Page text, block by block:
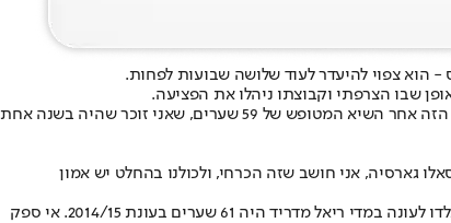
צפוי להיעדר לעוד שלושה שבועות לפחות.
שבו הצרפתי וקבוצתו ניהלו את הפציעה.
היה בשנה אחת
גארסיה, אני חושב שזה הכרחי, ולכולנו בהחלט יש אמון
כאמור, קיליאן אמבפה רושם עונה מספרית פשוט מדהימה. ב-33 משחקים בכל המסגרות, הוא רשם לא פחות מ-38 שערים. בפועל, השיא של כריסטיאנו רונאלדו לעונה במדי ריאל מדריד היה 61 שערים בעונת 2014/15. אי ספק